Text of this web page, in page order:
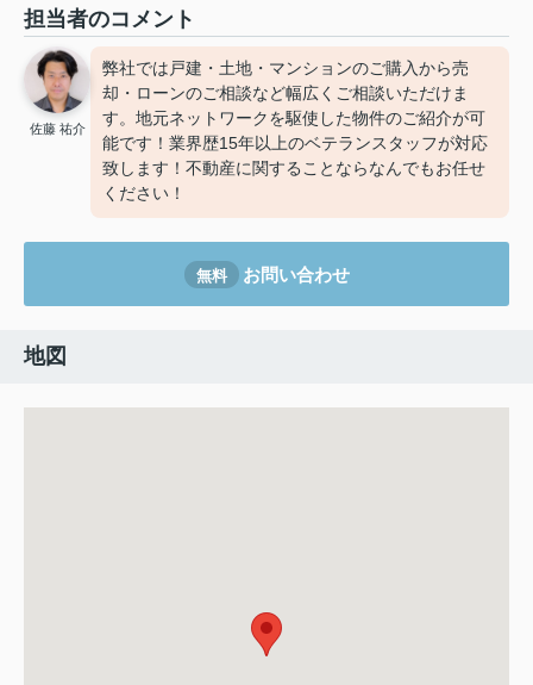
担当者のコメント
佐藤 祐介
弊社では戸建・土地・マンションのご購入から売
却・ローンのご相談など幅広くご相談いただけま
す。地元ネットワークを駆使した物件のご紹介が可
能です！業界歴15年以上のベテランスタッフが対応
致します！不動産に関することならなんでもお任せ
ください！
無料 お問い合わせ
地図